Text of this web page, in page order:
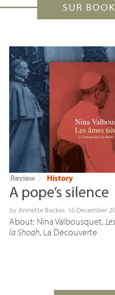
SUR
Review 〉 History
A pope’s silence
byAnnette Becker, 16 December
About: Nina Valbousquet,
la Shoah, La Découverte